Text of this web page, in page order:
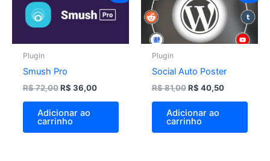
Plugin
Smush Pro
R$72,00
original
era:
R$ 36,00
atual
é:
Adicionar ao
carrinho
Plugin
Social Auto Poster
R$81,00
original
era:
R$ 81,00.
R$ 40,50
atual
é:
R$ 40,50.
Adicionar ao
carrinho